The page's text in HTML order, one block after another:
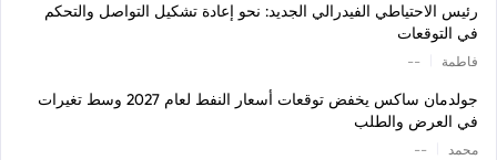
رئيس الاحتياطي الفيدرالي الجديد: نحو إعادة تشكيل التواصل والتحكم
في التوقعات
فاطمة --
جولدمان ساكس يخفض توقعات أسعار النفط لعام 2027 وسط تغيرات
في العرض والطلب
محمد --